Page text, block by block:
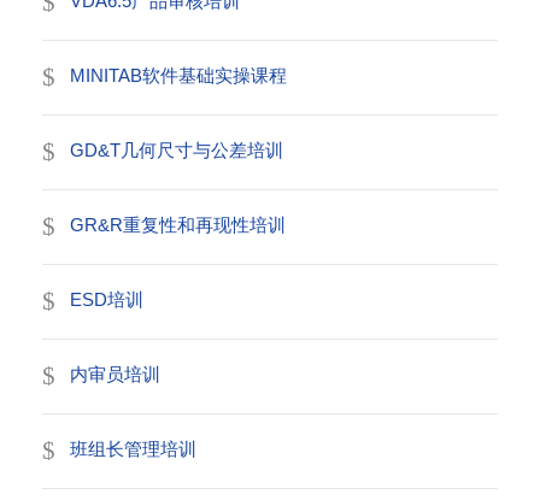
MINITAB软件基础实操课程
GD&T几何尺寸与公差培训
GR&R重复性和再现性培训
ESD培训
内审员培训
班组长管理培训